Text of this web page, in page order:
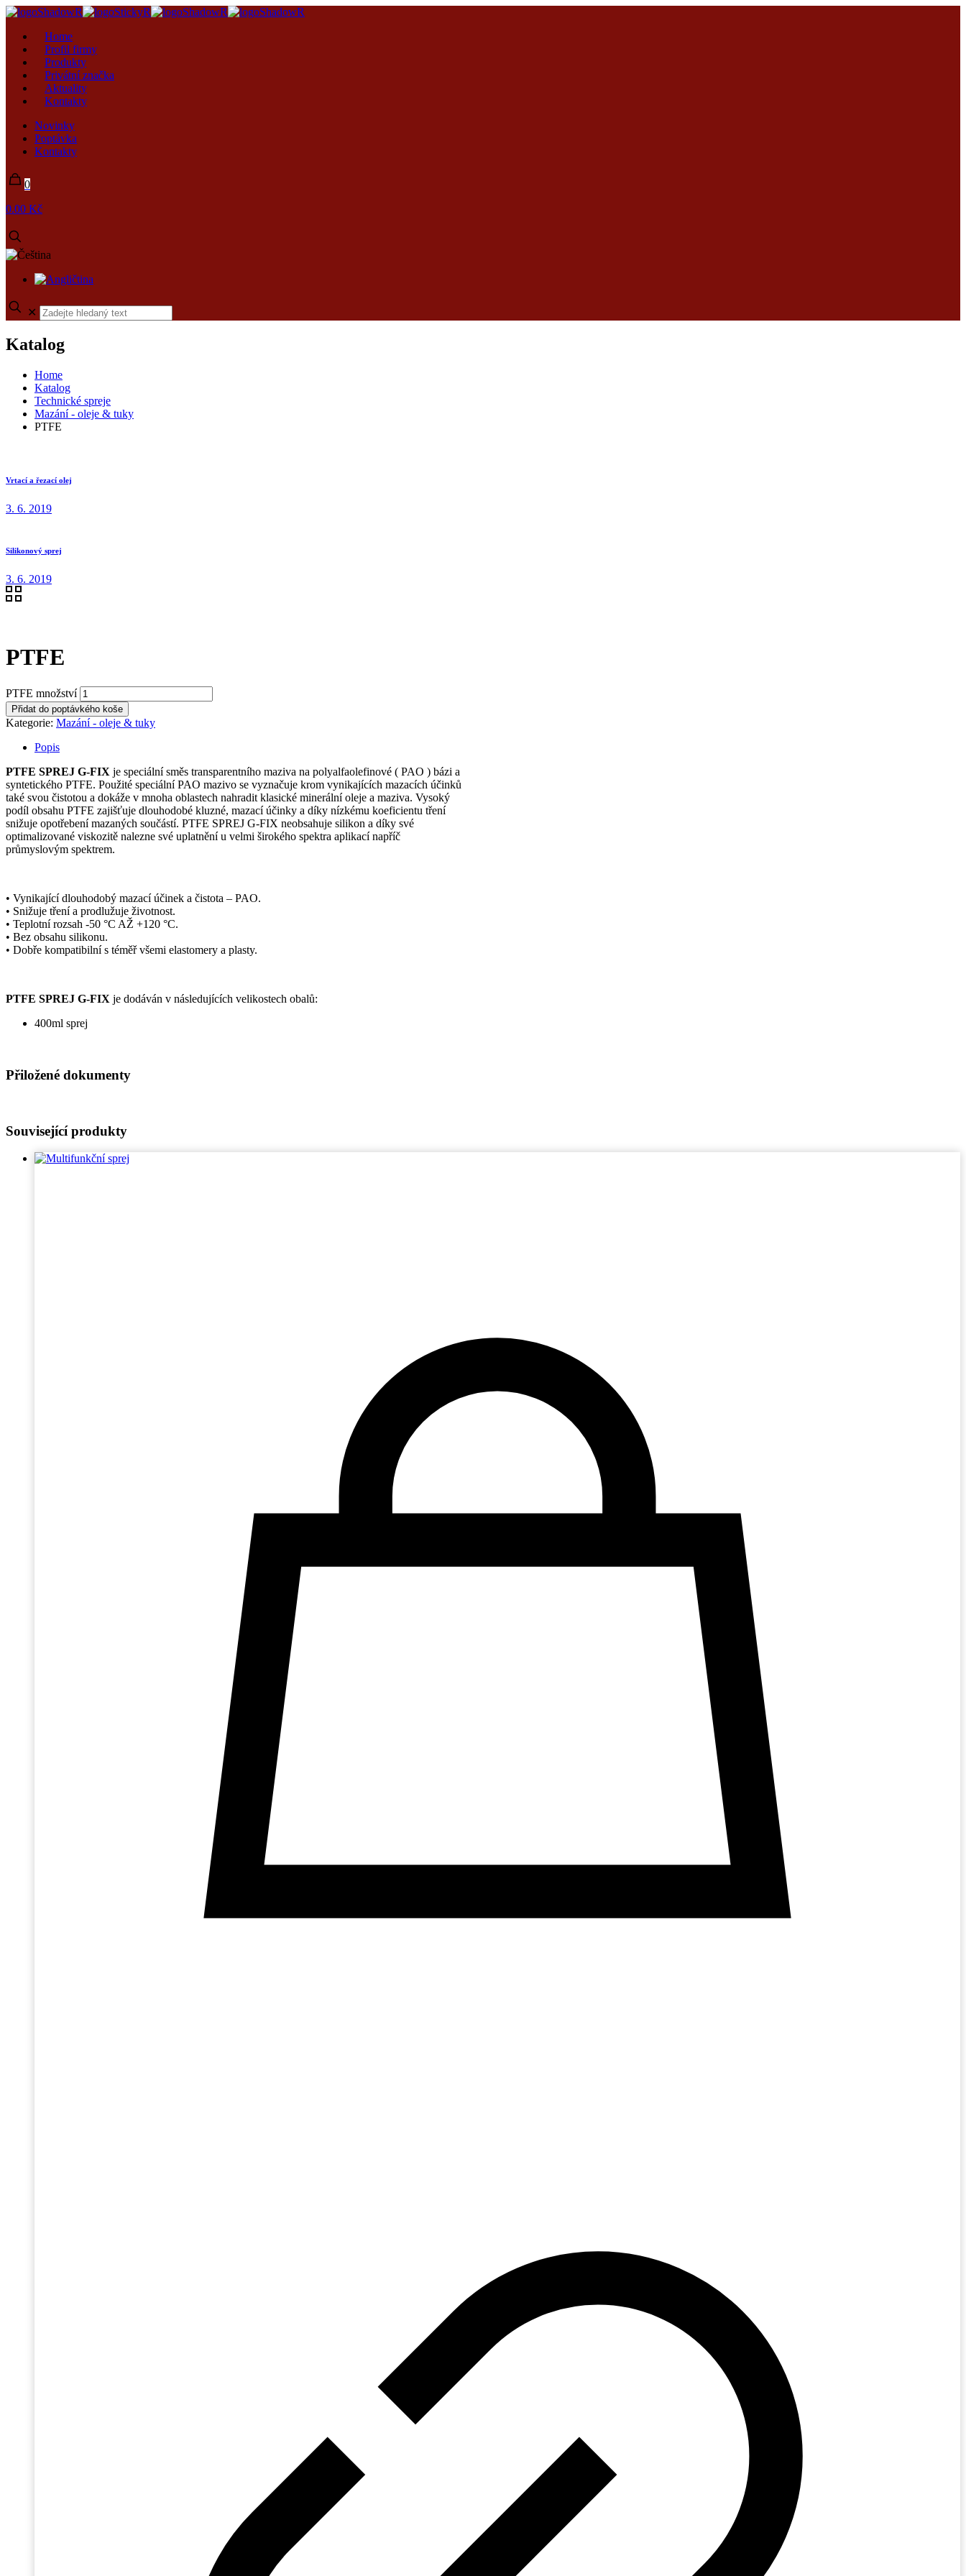
Home
Profil firmy
Produkty
Privátní značka
Aktuality
Kontakty
Novinky
Poptávka
Kontakty
0
0.00 Kč
✕
Katalog
Home
Katalog
Technické spreje
Mazání - oleje & tuky
PTFE
Vrtací a řezací olej
3. 6. 2019
Silikonový sprej
3. 6. 2019
PTFE
PTFE množství
Přidat do poptávkého koše
Kategorie: Mazání - oleje & tuky
Popis
PTFE SPREJ G-FIX je speciální směs transparentního maziva na polyalfaolefinové ( PAO ) bázi a
syntetického PTFE. Použité speciální PAO mazivo se vyznačuje krom vynikajících mazacích účinků
také svou čistotou a dokáže v mnoha oblastech nahradit klasické minerální oleje a maziva. Vysoký
podíl obsahu PTFE zajišťuje dlouhodobé kluzné, mazací účinky a díky nízkému koeficientu tření
snižuje opotřebení mazaných součástí. PTFE SPREJ G-FIX neobsahuje silikon a díky své
optimalizované viskozitě nalezne své uplatnění u velmi širokého spektra aplikací napříč
průmyslovým spektrem.
• Vynikající dlouhodobý mazací účinek a čistota – PAO.
• Snižuje tření a prodlužuje životnost.
• Teplotní rozsah -50 °C AŽ +120 °C.
• Bez obsahu silikonu.
• Dobře kompatibilní s téměř všemi elastomery a plasty.
PTFE SPREJ G-FIX je dodáván v následujících velikostech obalů:
400ml sprej
Přiložené dokumenty
Související produkty